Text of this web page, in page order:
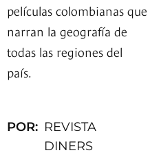
películas colombianas que
narran la geografía de
todas las regiones del
país.
POR: REVISTA
DINERS